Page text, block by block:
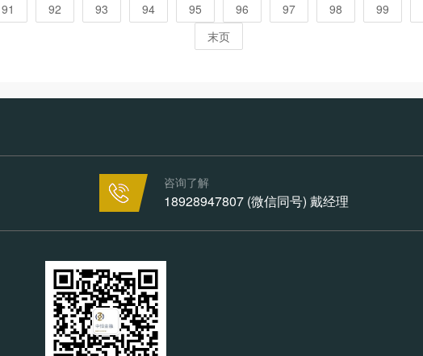
91 92 93 94 95 96 97 98 99
末页
咨询了解
18928947807 (微信同号) 戴经理